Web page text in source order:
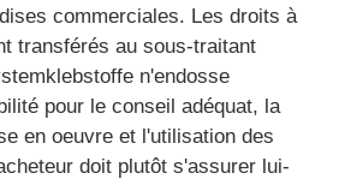
commerciales. Les droits à
transférés au sous-traitant
n'endosse
pour le conseil adéquat, la
en oeuvre et l'utilisation des
doit plutôt s'assurer lui-